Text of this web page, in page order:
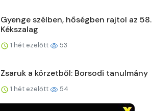
Gyenge szélben, hőségben rajtol az 58.
Kékszalag
1 hét ezelőtt 53
Zsaruk a körzetből: Borsodi tanulmány
1 hét ezelőtt 54